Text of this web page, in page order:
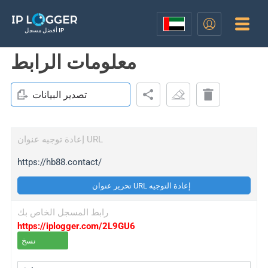
أفضل مسجل IP
معلومات الرابط
تصدير البيانات
إعادة توجيه عنوان URL
https://hb88.contact/
تحرير عنوان URL إعادة التوجيه
رابط المسجل الخاص بك
https://iplogger.com/2L9GU6
نسخ